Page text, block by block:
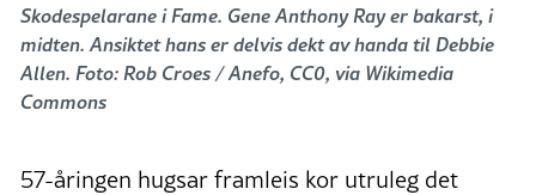
Skodespelarane i Fame. Gene Anthony Ray er bakarst, i
midten. Ansiktet hans er delvis dekt av handa til Debbie
Allen. Foto: Rob Croes / Anefo, CC0, via Wikimedia
Commons
57-åringen hugsar framleis kor utruleg det